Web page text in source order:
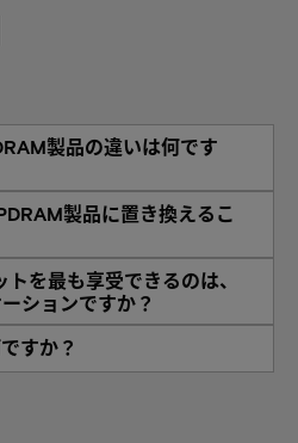
製品の違いは何です
製品に置き換えるこ
を最も享受できるのは、
ションですか？
すか？